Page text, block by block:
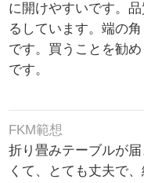
に開けやすいです。
るしています。端の
です。買うことを勧
です。
FKM範想
折り畳みテーブルが
くて、とても丈夫で